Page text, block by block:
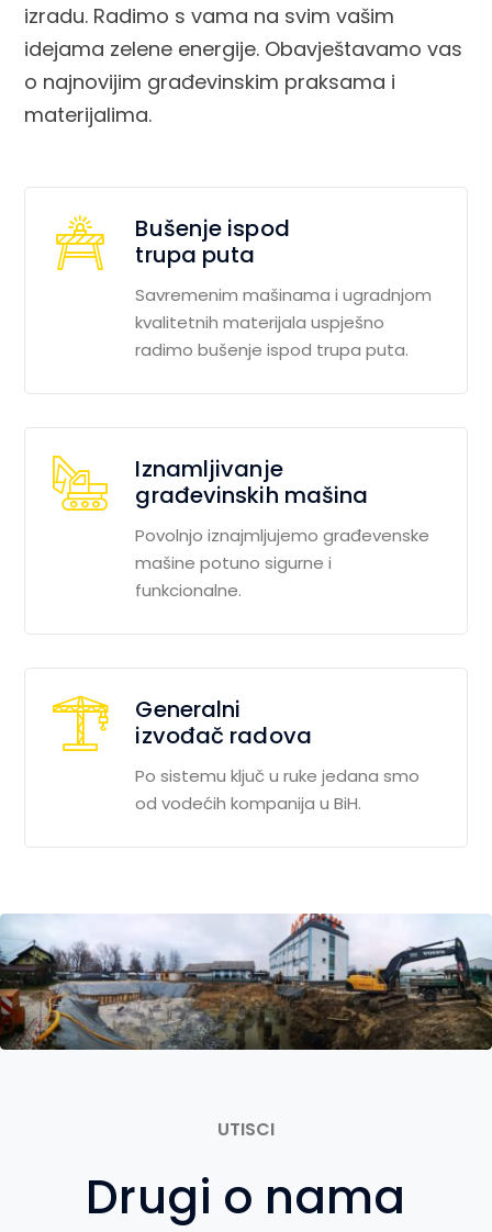
izradu. Radimo s vama na svim vašim
idejama zelene energije. Obavještavamo vas
o najnovijim građevinskim praksama i
materijalima.
Bušenje ispod
trupa puta
Savremenim mašinama i ugradnjom
kvalitetnih materijala uspješno
radimo bušenje ispod trupa puta.
Iznamljivanje
građevinskih mašina
Povolnjo iznajmljujemo građevenske
mašine potuno sigurne i
funkcionalne.
Generalni
izvođač radova
Po sistemu ključ u ruke jedana smo
od vodećih kompanija u BiH.
UTISCI
Drugi o nama